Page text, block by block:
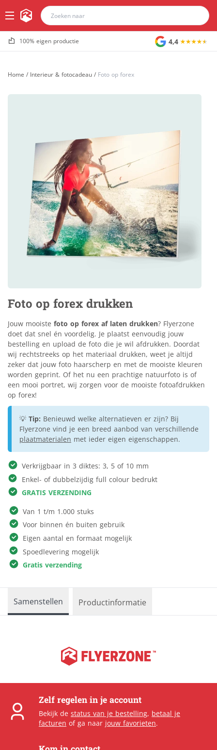
100% eigen productie 4,4
Home / Interieur & fotocadeau / Foto op forex
Foto op forex drukken
Jouw mooiste foto op forex af laten drukken? Flyerzone
doet dat snel én voordelig. Je plaatst eenvoudig jouw
bestelling en upload de foto die je wil afdrukken. Doordat
wij rechtstreeks op het materiaal drukken, weet je altijd
zeker dat jouw foto haarscherp en met de mooiste kleuren
worden geprint. Of het nu een prachtige natuurfoto is of
een mooi portret, wij zorgen voor de mooiste fotoafdrukken
op forex!
💡 Tip: Benieuwd welke alternatieven er zijn? Bij
Flyerzone vind je een breed aanbod van verschillende
plaatmaterialen met ieder eigen eigenschappen.
Verkrijgbaar in 3 diktes: 3, 5 of 10 mm
Enkel- of dubbelzijdig full colour bedrukt
GRATIS VERZENDING
Van 1 t/m 1.000 stuks
Voor binnen én buiten gebruik
Eigen aantal en formaat mogelijk
Spoedlevering mogelijk
Gratis verzending
Samenstellen Productinformatie
Zelf regelen in je account
Bekijk de status van je bestelling, betaal je
facturen of ga naar jouw favorieten.